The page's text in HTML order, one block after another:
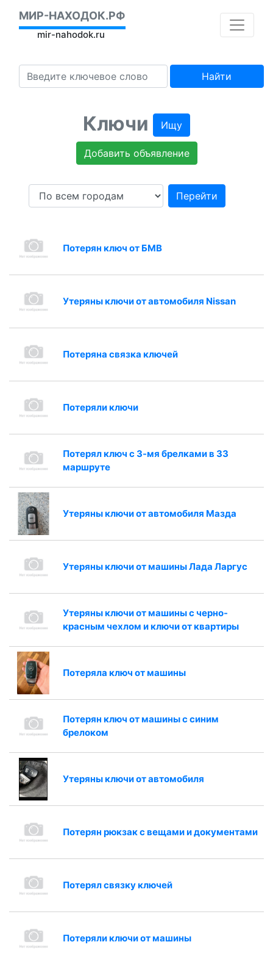
МИР-НАХОДОК.РФ
mir-nahodok.ru
Найти
Ключи Ищу
Добавить объявление
Перейти
Потерян ключ от БМВ
Утеряны ключи от автомобиля Nissan
Потеряна связка ключей
Потеряли ключи
Потерял ключ с 3-мя брелками в 33
маршруте
Утеряны ключи от автомобиля Мазда
Утеряны ключи от машины Лада Ларгус
Утеряны ключи от машины с черно-
красным чехлом и ключи от квартиры
Потеряла ключ от машины
Потерян ключ от машины с синим
брелоком
Утеряны ключи от автомобиля
Потерян рюкзак с вещами и документами
Потерял связку ключей
Потеряли ключи от машины